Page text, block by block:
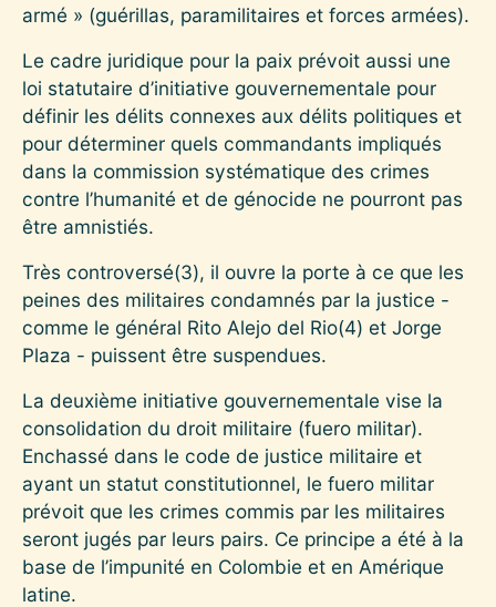
armé » (guérillas, paramilitaires et forces armées).
Le cadre juridique pour la paix prévoit aussi une
loi statutaire d’initiative gouvernementale pour
définir les délits connexes aux délits politiques et
pour déterminer quels commandants impliqués
dans la commission systématique des crimes
contre l’humanité et de génocide ne pourront pas
être amnistiés.
Très controversé(3), il ouvre la porte à ce que les
peines des militaires condamnés par la justice -
comme le général Rito Alejo del Rio(4) et Jorge
Plaza - puissent être suspendues.
La deuxième initiative gouvernementale vise la
consolidation du droit militaire (fuero militar).
Enchassé dans le code de justice militaire et
ayant un statut constitutionnel, le fuero militar
prévoit que les crimes commis par les militaires
seront jugés par leurs pairs. Ce principe a été à la
base de l’impunité en Colombie et en Amérique
latine.